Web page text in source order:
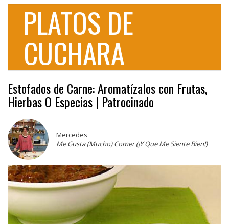
PLATOS DE
CUCHARA
Estofados de Carne: Aromatízalos con Frutas,
Hierbas O Especias | Patrocinado
Mercedes
Me Gusta (Mucho) Comer (¡Y Que Me Siente Bien!)